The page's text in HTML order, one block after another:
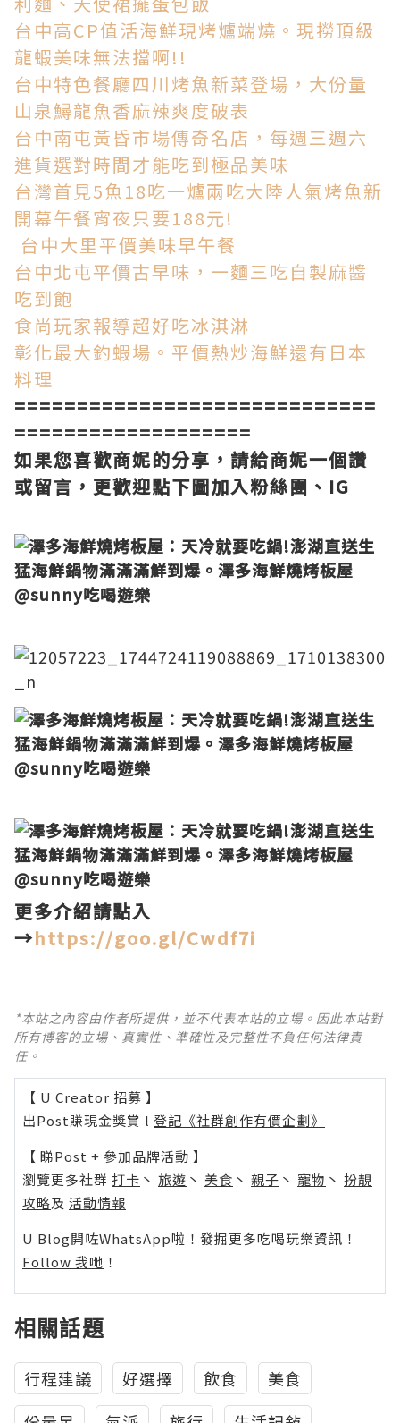
台中高CP值活海鮮現烤爐端燒。現撈頂級
龍蝦美味無法擋啊!!
台中特色餐廳四川烤魚新菜登場，大份量
山泉鱘龍魚香麻辣爽度破表
台中南屯黃昏市場傳奇名店，每週三週六
進貨選對時間才能吃到極品美味
台灣首見5魚18吃一爐兩吃大陸人氣烤魚新
開幕午餐宵夜只要188元!
台中大里平價美味早午餐
台中北屯平價古早味，一麵三吃自製麻醬
吃到飽
食尚玩家報導超好吃冰淇淋
彰化最大釣蝦場。平價熱炒海鮮還有日本
料理
=============================
===================
如果您喜歡商妮的分享，請給商妮一個讚
或留言，更歡迎點下圖加入粉絲團、IG
更多介紹請點入
→https://goo.gl/Cwdf7i
*本站之內容由作者所提供，並不代表本站的立場。因此本站對
所有博客的立場、真實性、準確性及完整性不負任何法律責
任。
【 U Creator 招募 】
出Post賺現金獎賞 l 登記《社群創作有價企劃》
【 睇Post + 參加品牌活動 】
瀏覽更多社群 打卡 丶 旅遊 丶 美食 丶 親子 丶 寵物 丶 扮靚
攻略及 活動情報
U Blog開咗WhatsApp啦！發掘更多吃喝玩樂資訊！
Follow 我哋 ！
相關話題
行程建議 好選擇 飲食
美食